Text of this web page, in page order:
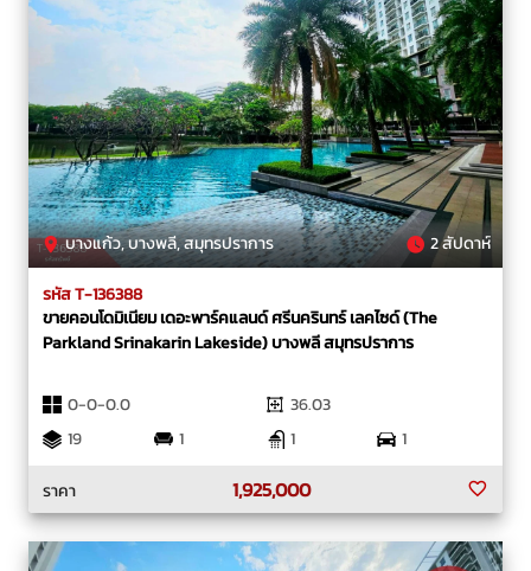
บางแก้ว, บางพลี, สมุทรปราการ 2 สัปดาห์
รหัส T-136388
ขายคอนโดมิเนียม เดอะพาร์คแลนด์ ศรีนครินทร์ เลคไซด์ (The
Parkland Srinakarin Lakeside) บางพลี สมุทรปราการ
0-0-0.0
36.03
19
1 1
1
ราคา
1,925,000